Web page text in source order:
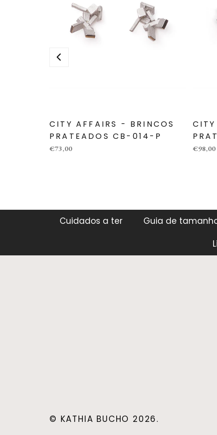
CITY AFFAIRS - BRINCOS
PRATEADOS CB-014-P
€73,00 €98,00
Cuidados a ter
Guia de
© KATHIA BUCHO 2026.